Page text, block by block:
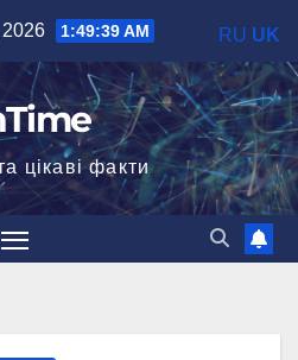
1:49:40 AM
цікаві факти
RU UK